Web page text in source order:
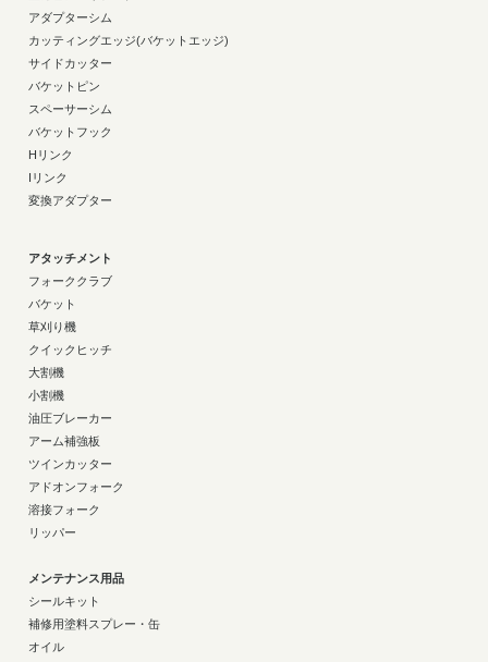
アダプターシム
カッティングエッジ(バケットエッジ)
サイドカッター
バケットピン
スペーサーシム
バケットフック
Hリンク
Iリンク
変換アダプター
アタッチメント
フォーククラブ
バケット
草刈り機
クイックヒッチ
大割機
小割機
油圧ブレーカー
アーム補強板
ツインカッター
アドオンフォーク
溶接フォーク
リッパー
メンテナンス用品
シールキット
補修用塗料スプレー・缶
オイル